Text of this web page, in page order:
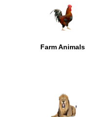
Farm Animals